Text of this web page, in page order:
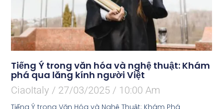
Tiếng Ý trong văn hóa và nghệ thuật: Khám
phá qua lăng kính người Việt
CiaoItaly 27/03/2025 10:00 Am